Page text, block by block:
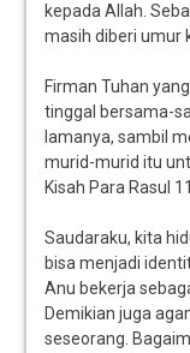
kepada Allah.
masih diberi umur
Firman Tuhan
tinggal bersama-
lamanya, sambil
murid-murid itu
Kisah Para Rasul
Saudaraku, kita
bisa menjadi
Anu bekerja
Demikian juga
seseorang.